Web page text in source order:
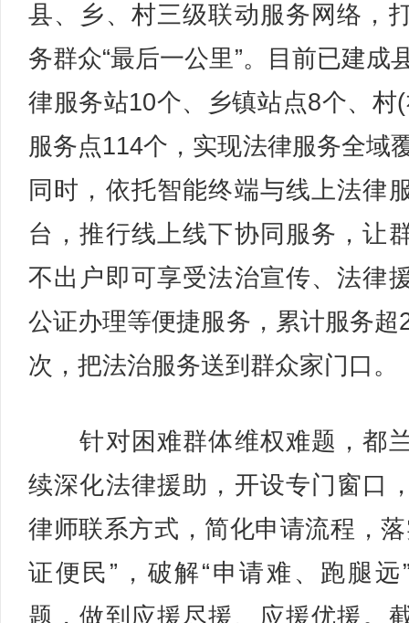
县、乡、村三级联动服务网络，
务群众“最后一公里”。目前已建成
律服务站10个、乡镇站点8个、村
服务点114个，实现法律服务全域
同时，依托智能终端与线上法律
台，推行线上线下协同服务，让
不出户即可享受法治宣传、法律
公证办理等便捷服务，累计服务超
次，把法治服务送到群众家门口。
针对困难群体维权难题，都
续深化法律援助，开设专门窗口
律师联系方式，简化申请流程，落
证便民”，破解“申请难、跑腿远
题，做到应援尽援、应援优援。